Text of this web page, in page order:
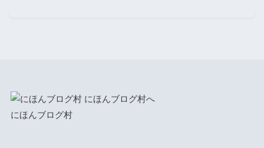
にほんブログ村